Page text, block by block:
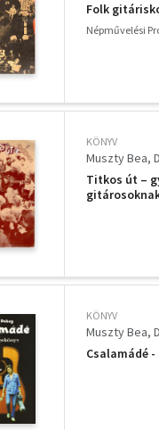
Folk
Népművelési
KÖNYV
Muszty Bea
Titkos út –
KÖNYV
Muszty Bea
Csalamádé